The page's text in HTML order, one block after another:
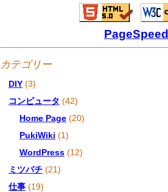
PageSpeed
カテゴリー
DIY (3)
コンピュータ (42)
Home Page (20)
PukiWiki (1)
WordPress (12)
ミツバチ (21)
仕事 (19)